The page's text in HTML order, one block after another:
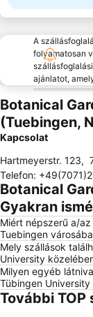
A
folyamatosan
ajánlatot,
Botanical
(Tuebingen,
Kapcsolat
Hartmeyerstr. 123,
Telefon:
Botanical
Gyakran
Miért népszerű a/
Tuebingen
Mely szállások
University
Milyen egyéb
Tübingen
További TOP